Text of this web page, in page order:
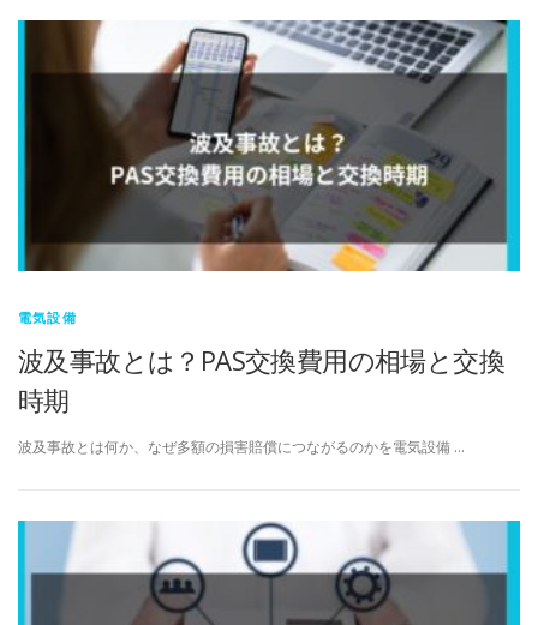
電気設備
波及事故とは？PAS交換費用の相場と交換
時期
波及事故とは何か、なぜ多額の損害賠償につながるのかを電気設備 …